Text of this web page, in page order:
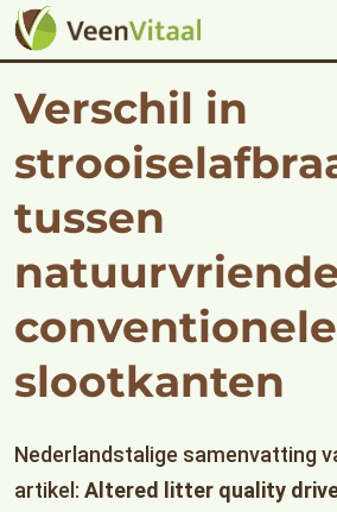
Verschil in
tussen
conventionele
slootkanten
Nederlandstalige samenvatting
artikel: Altered litter quality